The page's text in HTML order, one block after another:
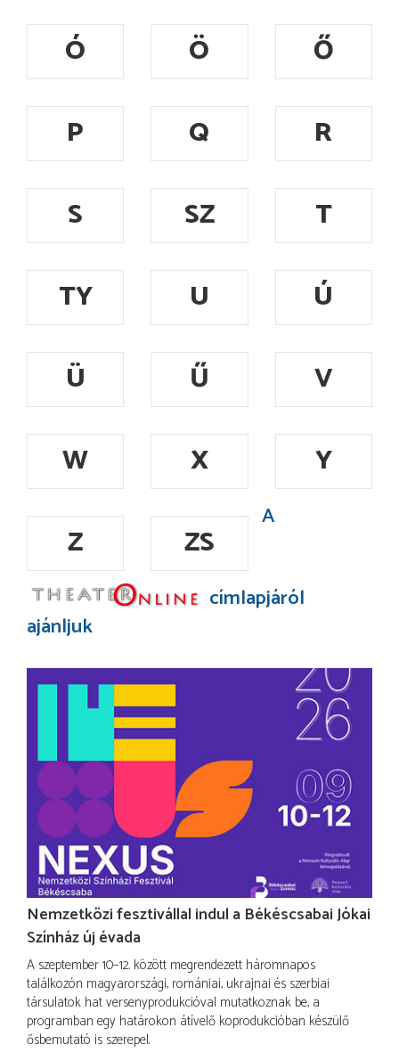
Ó
Ö
Ő
P
Q
R
S
SZ
T
TY
U
Ú
Ü
Ű
V
W
X
Y
Z
ZS
A
címlapjáról
ajánljuk
Nemzetközi fesztivállal indul a Békéscsabai Jókai
Színház új évada
A szeptember 10–12. között megrendezett háromnapos
találkozón magyarországi, romániai, ukrajnai és szerbiai
társulatok hat versenyprodukcióval mutatkoznak be, a
programban egy határokon átívelő koprodukcióban készülő
ősbemutató is szerepel.